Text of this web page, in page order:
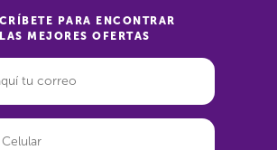
PARA ENCONTRAR
LAS MEJORES OFERTAS